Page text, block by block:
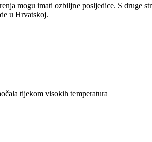
mogu imati ozbiljne posljedice. S druge
u Hrvatskoj.
tijekom visokih temperatura